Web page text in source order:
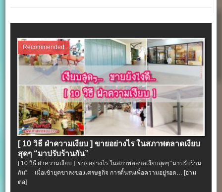
Recommended
[ 10 วิธี ฝ่าความเงียบ ] ขายอย่างไร ในสภาพตลาดเงียบ
สุดๆ “มาปรับร้านกัน”
[ 10 วิธี ฝ่าความเงียบ ] ขายอย่างไร ในสภาพตลาดเงียบสุดๆ “มาปรับร้าน
กัน” เมื่อเข้ายุคขาลงของเศรษฐกิจ การดิ้นรนเพื่อความอยู่รอด…[อ่าน
ต่อ]